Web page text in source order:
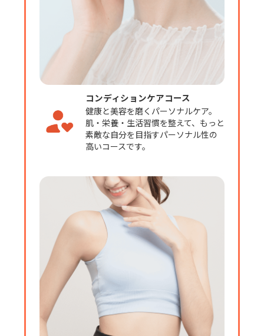
コンディションケアコース
健康と美容を磨くパーソナルケア。
肌・栄養・生活習慣を整えて、もっと
素敵な自分を目指すパーソナル性の
高いコースです。